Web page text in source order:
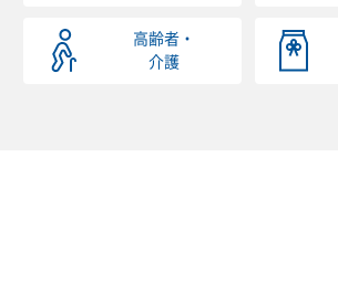
高齢者・
介護